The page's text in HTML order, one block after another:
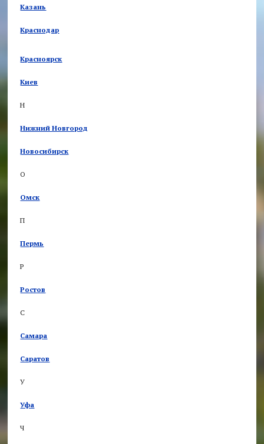
Казань
Краснодар
Красноярск
Киев
Н
Нижний Новгород
Новосибирск
О
Омск
П
Пермь
Р
Ростов
С
Самара
Саратов
У
Уфа
Ч